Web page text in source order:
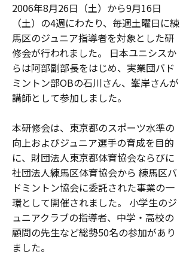
2006年8月26日（土）から9月16日
（土）の4週にわたり、毎週土曜日に練
馬区のジュニア指導者を対象とした研
修会が行われました。 日本ユニシスか
らは阿部副部長をはじめ、実業団バド
ミントン部OBの石川さん、峯岸さんが
講師として参加しました。
本研修会は、東京都のスポーツ水準の
向上およびジュニア選手の育成を目的
に、財団法人東京都体育協会ならびに
社団法人練馬区体育協会から 練馬区バ
ドミントン協会に委託された事業の一
環として開催されました。 小学生のジ
ュニアクラブの指導者、中学・高校の
顧問の先生など総勢50名の参加があり
ました。